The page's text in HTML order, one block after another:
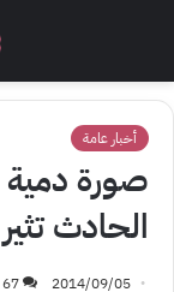
أخبار عامة
صورة دمية
الحادث
2014/09/05
67